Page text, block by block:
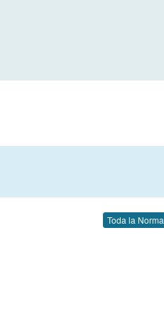
Toda la Norma